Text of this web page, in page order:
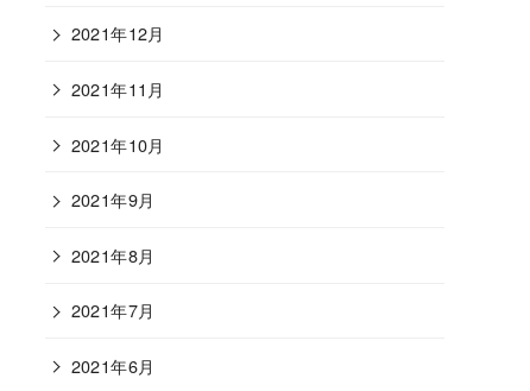
2021年12月
2021年11月
2021年10月
2021年9月
2021年8月
2021年7月
2021年6月